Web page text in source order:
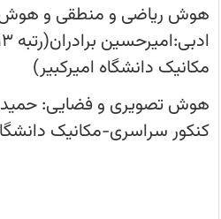
فیلم
تحلیل
این
آزمون
را
می‌توانید
و
دریافت
کنید.
هوش ریاضی و منطقی و هوش
مکانیک دانشگاه امیرکبیر)
کنکور سراسری-مکانیک